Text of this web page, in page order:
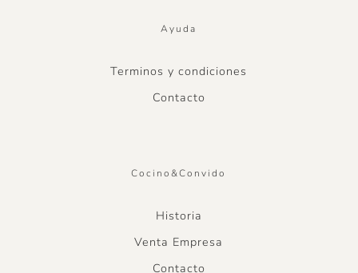
Ayuda
Terminos y condiciones
Contacto
Cocino&Convido
Historia
Venta Empresa
Contacto